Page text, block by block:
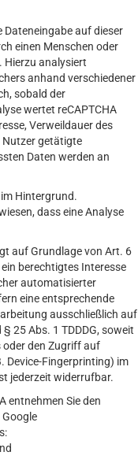
Dateneingabe auf dieser
einen Menschen oder
analysiert
anhand verschiedener
sobald der
wertet reCAPTCHA
Verweildauer des
Nutzer getätigte
Daten werden an
Hintergrund.
dass eine Analyse
auf Grundlage von Art. 6
berechtigtes Interesse
automatisierter
eine entsprechende
ausschließlich auf
25 Abs. 1 TDDDG, soweit
oder den Zugriff auf
Device-Fingerprinting) im
jederzeit widerrufbar.
entnehmen Sie den